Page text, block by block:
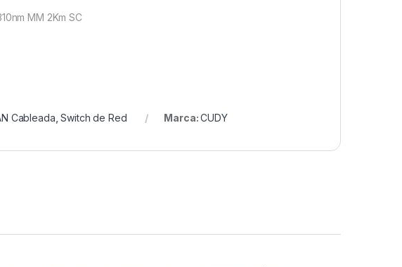
MM 2Km SC
Cableada ,Switch de Red Marca:CUDY